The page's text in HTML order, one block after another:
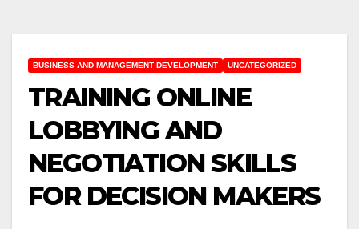
BUSINESS AND MANAGEMENT DEVELOPMENT UNCATEGORIZED
TRAINING ONLINE
LOBBYING AND
NEGOTIATION SKILLS
FOR DECISION MAKERS